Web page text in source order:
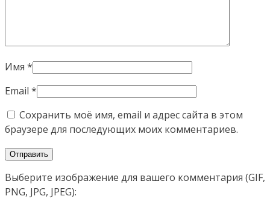
Имя *
Email *
Сохранить моё имя, email и адрес сайта в этом
браузере для последующих моих комментариев.
Выберите изображение для вашего комментария (GIF,
PNG, JPG, JPEG):